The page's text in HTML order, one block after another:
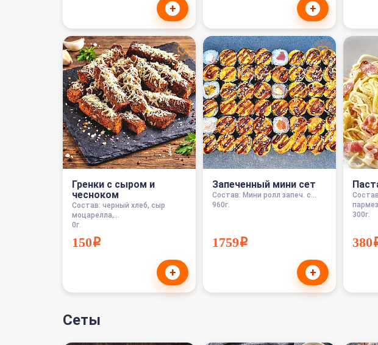
+ +
Гренки с сыром и
чесноком
Состав: черный хлеб, сыр
моцарелла,...
0г.
150i
+
Запеченный мини сет
Cостав: Мини ролл запеч. с...
960г.
1759i
+
300г.
Сеты